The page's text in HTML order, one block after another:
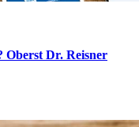
Oberst Dr. Reisner